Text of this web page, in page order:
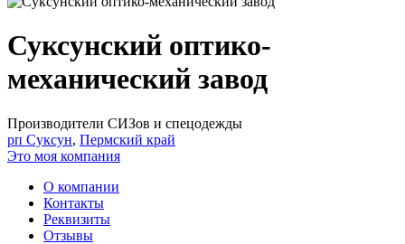
Суксунский оптико-
механический завод
Производители СИЗов и спецодежды
рп Суксун, Пермский край
Это моя компания
О компании
Контакты
Реквизиты
Отзывы